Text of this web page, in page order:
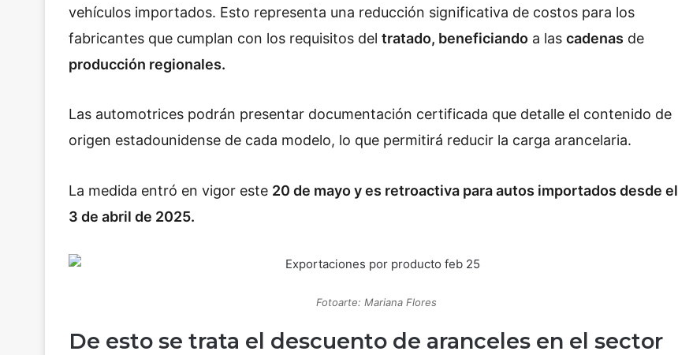
vehículos importados. Esto representa una reducción significativa de costos para los
fabricantes que cumplan con los requisitos del tratado, beneficiando a las cadenas de
producción regionales.
Las automotrices podrán presentar documentación certificada que detalle el contenido de
origen estadounidense de cada modelo, lo que permitirá reducir la carga arancelaria.
La medida entró en vigor este 20 de mayo y es retroactiva para autos importados desde el
3 de abril de 2025.
Fotoarte: Mariana Flores
De esto se trata el descuento de aranceles en el sector